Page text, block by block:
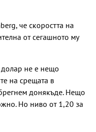
че скоростта на
от сегашното му
не е нещо
на срещата в
донякъде. Нещо
Но ниво от 1,20 за